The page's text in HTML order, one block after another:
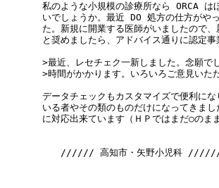
私のような小規模の診療所なら ORCA は
いでしょうか。最近 DO 処方の仕方がや
た。新規に開業する医師がいましたので
と奨めましたら、アドバイス通りに認定
>最近、レセチェク一新しました。念願で
>時間がかかります。いろいろご意見いた
データチェックもカスタマイズで便利に
いる者やその類のものだけになってきま
に対応出来ています（ＨＰではまだ○のま
////// 高知市・矢野小児科